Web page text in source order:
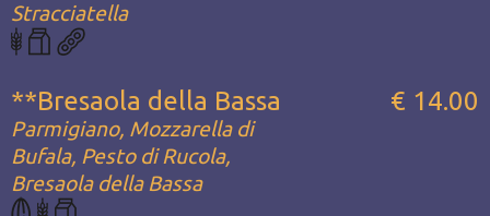
Stracciatella
**Bresaola della Bassa
Parmigiano, Mozzarella di
Bufala, Pesto di Rucola,
Bresaola della Bassa
€ 14.00